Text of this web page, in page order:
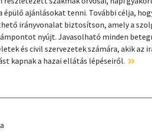
ajánlásokat tenni. További célja,
irányvonalat biztosítson, amely a
nyújt. Javasolható minden
és civil szervezetek számára, akik az
kapnak a hazai ellátás lépéseiről.